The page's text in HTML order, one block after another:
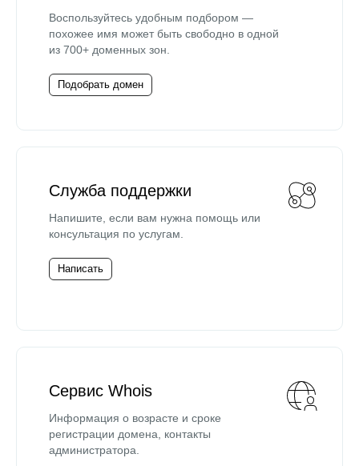
Воспользуйтесь удобным подбором —
похожее имя может быть свободно в одной
из 700+ доменных зон.
Подобрать домен
Служба поддержки
Напишите, если вам нужна помощь или
консультация по услугам.
Написать
Сервис Whois
Информация о возрасте и сроке
регистрации домена, контакты
администратора.